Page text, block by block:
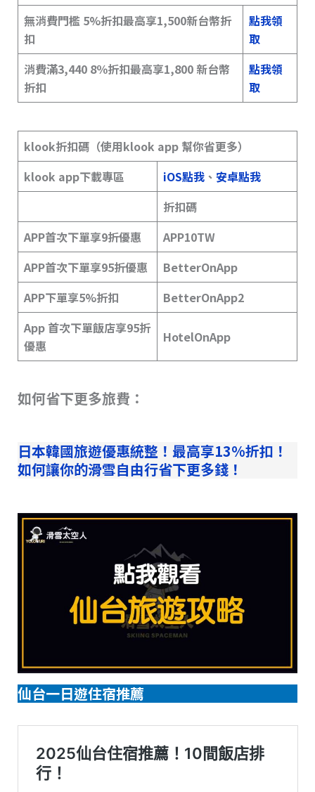
無消費門檻 5%折扣最高享1,500新台幣折
扣
點我領
取
消費滿3,440 8％折扣最高享1,800 新台幣
折扣
點我領
取
klook折扣碼（使用klook app 幫你省更多）
klook app下載專區
iOS點我、 安卓點我
折扣碼
APP首次下單享9折優惠
APP10TW
APP首次下單享95折優惠
BetterOnApp
APP下單享5%折扣
BetterOnApp2
App 首次下單飯店享95折
優惠
HotelOnApp
如何省下更多旅費：
日本韓國旅遊優惠統整！最高享13%折扣！
如何讓你的滑雪自由行省下更多錢！
仙台一日遊住宿推薦